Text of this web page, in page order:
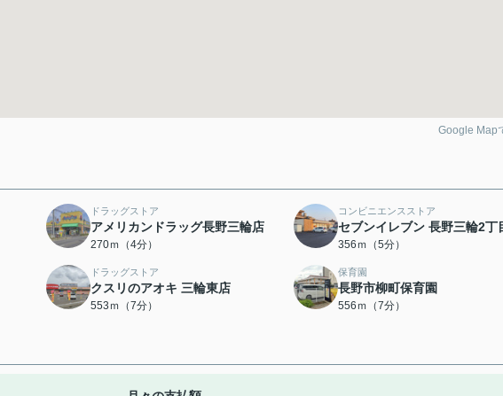
Google Map
ドラッグストア
アメリカンドラッグ長野三輪店
270ｍ（4分）
コンビニエンスストア
セブンイレブン 長野三輪2丁
356ｍ（5分）
ドラッグストア
クスリのアオキ 三輪東店
553ｍ（7分）
保育園
長野市柳町保育園
556ｍ（7分）